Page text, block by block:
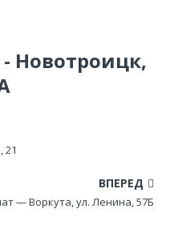
Новотроицк,
21
ВПЕРЕД
— Воркута, ул. Ленина, 57Б